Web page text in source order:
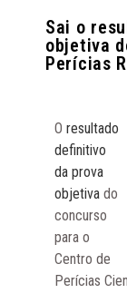
Sai o
objetiva
Perícias
O resultado
definitivo
da prova
objetiva do
concurso
para o
Centro de
Perícias